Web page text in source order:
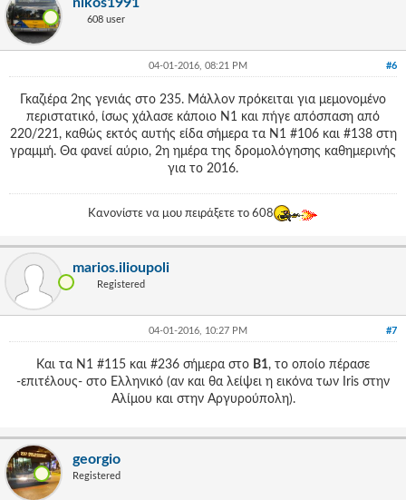
608 user
#6
04-01-2016, 08:21 PM
Γκαζιέρα 2ης γενιάς στο 235. Μάλλον πρόκειται για μεμονομένο
περιστατικό, ίσως χάλασε κάποιο Ν1 και πήγε απόσπαση από
220/221, καθώς εκτός αυτής είδα σήμερα τα Ν1 #106 και #138 στη
γραμμή. Θα φανεί αύριο, 2η ημέρα της δρομολόγησης καθημερινής
για το 2016.
Κανονίστε να μου πειράξετε το 608
marios.ilioupoli
Registered
#7
04-01-2016, 10:27 PM
Και τα N1 #115 και #236 σήμερα στο Β1, το οποίο πέρασε
-επιτέλους- στο Ελληνικό (αν και θα λείψει η εικόνα των Iris στην
Αλίμου και στην Αργυρούπολη).
georgio
Registered